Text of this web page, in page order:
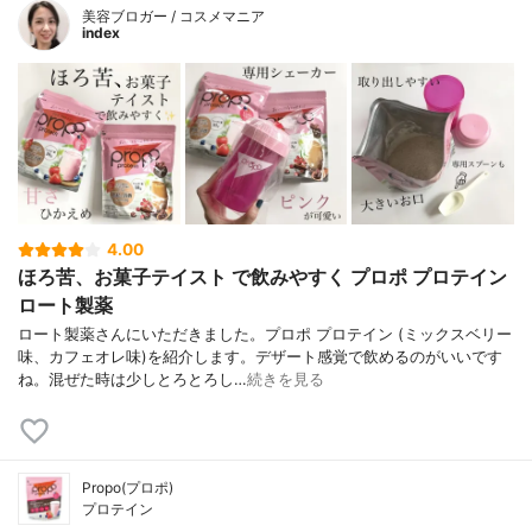
美容ブロガー / コスメマニア
index
4.00
ほろ苦、お菓子テイスト で飲みやすく プロポ プロテイン
ロート製薬
ロート製薬さんにいただきました。プロポ プロテイン (ミックスベリー
味、カフェオレ味)を紹介します。デザート感覚で飲めるのがいいです
ね。混ぜた時は少しとろとろし…続きを見る
Propo(プロポ)
プロテイン